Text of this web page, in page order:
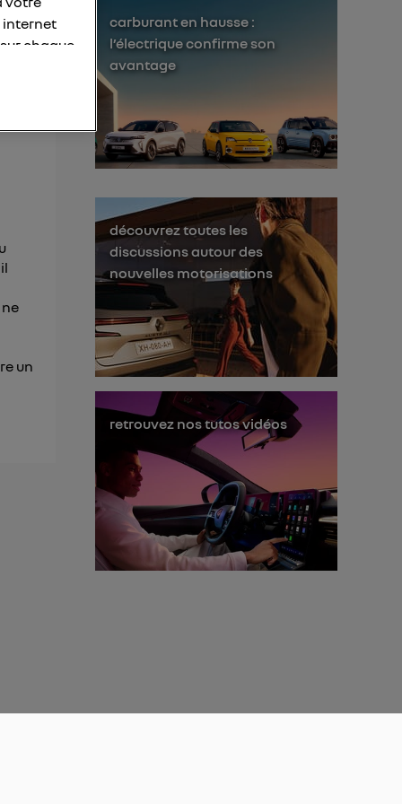
un
carburant en hausse :
l’électrique confirme son
avantage
découvrez toutes les
discussions autour des
nouvelles motorisations
retrouvez nos tutos vidéos
internet
chaque
adresse
même
du foyer
du
plus